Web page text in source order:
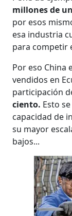
millones de
por esos
esa industria
para competir
Por eso China
vendidos en
participación
ciento. Esto
capacidad de
su mayor
bajos...